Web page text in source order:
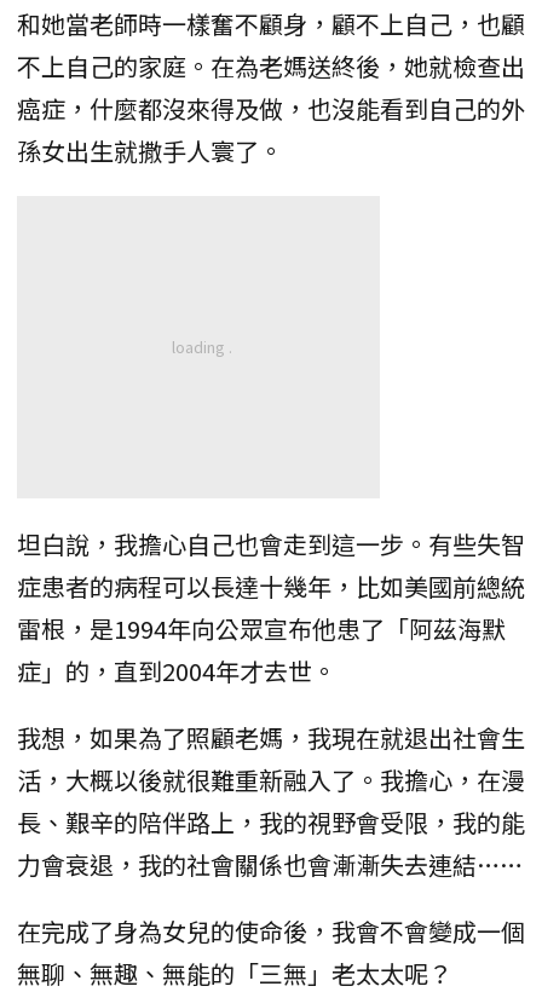
和她當老師時一樣奮不顧身，顧不上自己，也顧
不上自己的家庭。在為老媽送終後，她就檢查出
癌症，什麼都沒來得及做，也沒能看到自己的外
孫女出生就撒手人寰了。
坦白說，我擔心自己也會走到這一步。有些失智
症患者的病程可以長達十幾年，比如美國前總統
雷根，是1994年向公眾宣布他患了「阿茲海默
症」的，直到2004年才去世。
我想，如果為了照顧老媽，我現在就退出社會生
活，大概以後就很難重新融入了。我擔心，在漫
長、艱辛的陪伴路上，我的視野會受限，我的能
力會衰退，我的社會關係也會漸漸失去連結……
在完成了身為女兒的使命後，我會不會變成一個
無聊、無趣、無能的「三無」老太太呢？